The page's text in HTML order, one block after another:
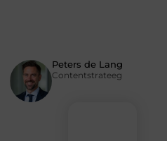
Peters de Lang
Contentstrateeg